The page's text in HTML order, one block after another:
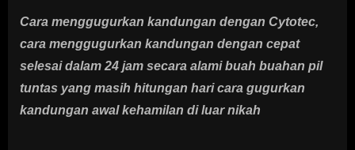
Cara menggugurkan kandungan dengan Cytotec,
cara menggugurkan kandungan dengan cepat
selesai dalam 24 jam secara alami buah buahan pil
tuntas yang masih hitungan hari cara gugurkan
kandungan awal kehamilan di luar nikah